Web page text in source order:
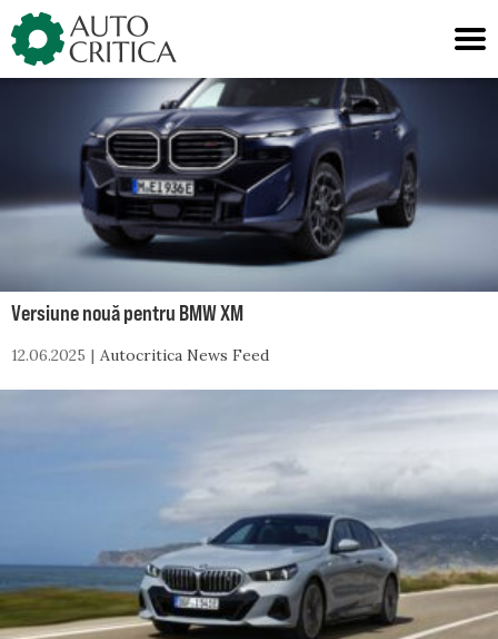
Skip
to
content
Versiune nouă pentru BMW XM
12.06.2025 Autocritica News Feed